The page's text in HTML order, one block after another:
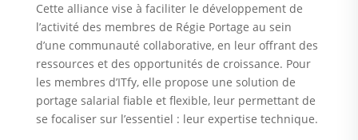
Cette alliance vise à faciliter le développement de
l’activité des membres de Régie Portage au sein
d’une communauté collaborative, en leur offrant des
ressources et des opportunités de croissance. Pour
les membres d’ITfy, elle propose une solution de
portage salarial fiable et flexible, leur permettant de
se focaliser sur l’essentiel : leur expertise technique.